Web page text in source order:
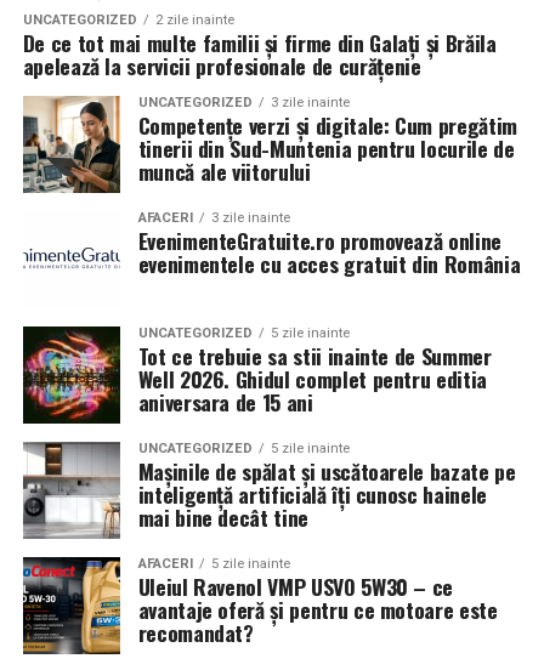
UNCATEGORIZED 2 zile inainte
De ce tot mai multe familii și firme din Galați și Brăila
apelează la servicii profesionale de curățenie
UNCATEGORIZED 3 zile inainte
Competențe verzi și digitale: Cum pregătim
tinerii din Sud-Muntenia pentru locurile de
muncă ale viitorului
AFACERI 3 zile inainte
EvenimenteGratuite.ro promovează online
evenimentele cu acces gratuit din România
UNCATEGORIZED 5 zile inainte
Tot ce trebuie sa stii inainte de Summer
Well 2026. Ghidul complet pentru editia
aniversara de 15 ani
UNCATEGORIZED 5 zile inainte
Mașinile de spălat și uscătoarele bazate pe
inteligență artificială îți cunosc hainele
mai bine decât tine
AFACERI 5 zile inainte
Uleiul Ravenol VMP USVO 5W30 – ce
avantaje oferă și pentru ce motoare este
recomandat?